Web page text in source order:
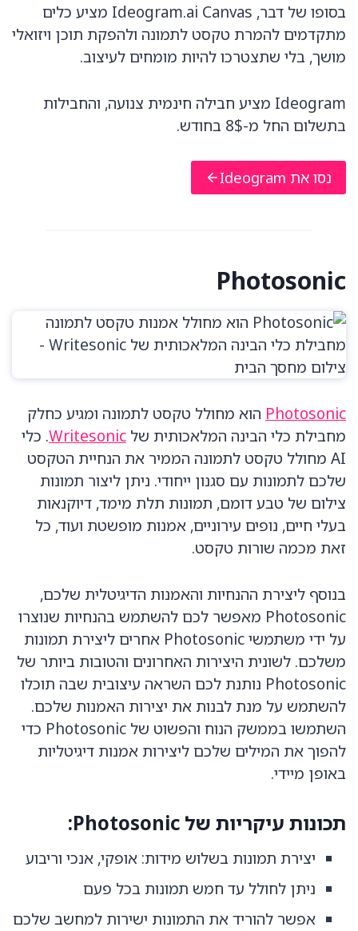
בסופו של דבר, Ideogram.ai Canvas מציע כלים
מתקדמים להמרת טקסט לתמונה ולהפקת תוכן ויזואלי
מושך, בלי שתצטרכו להיות מומחים לעיצוב.
Ideogram מציע חבילה חינמית צנועה, והחבילות
בתשלום החל מ-8$ בחודש.
נסו את Ideogram
Photosonic
Photosonic הוא מחולל טקסט לתמונה ומגיע כחלק
מחבילת כלי הבינה המלאכותית של Writesonic. כלי
AI מחולל טקסט לתמונה הממיר את הנחיית הטקסט
שלכם לתמונות עם סגנון ייחודי. ניתן ליצור תמונות
צילום של טבע דומם, תמונות תלת מימד, דיוקנאות
בעלי חיים, נופים עירוניים, אמנות מופשטת ועוד, כל
זאת מכמה שורות טקסט.
בנוסף ליצירת ההנחיות והאמנות הדיגיטלית שלכם,
Photosonic מאפשר לכם להשתמש בהנחיות שנוצרו
על ידי משתמשי Photosonic אחרים ליצירת תמונות
משלכם. לשונית היצירות האחרונים והטובות ביותר של
Photosonic נותנת לכם השראה עיצובית שבה תוכלו
להשתמש על מנת לבנות את יצירות האמנות שלכם.
השתמשו בממשק הנוח והפשוט של Photosonic כדי
להפוך את המילים שלכם ליצירות אמנות דיגיטליות
באופן מיידי.
תכונות עיקריות של Photosonic:
יצירת תמונות בשלוש מידות: אופקי, אנכי וריבוע
ניתן לחולל עד חמש תמונות בכל פעם
אפשר להוריד את התמונות ישירות למחשב שלכם